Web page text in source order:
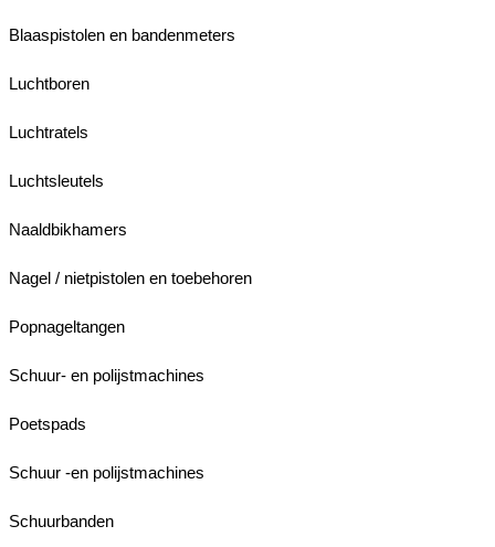
Blaaspistolen en bandenmeters
Luchtboren
Luchtratels
Luchtsleutels
Naaldbikhamers
Nagel / nietpistolen en toebehoren
Popnageltangen
Schuur- en polijstmachines
Poetspads
Schuur -en polijstmachines
Schuurbanden